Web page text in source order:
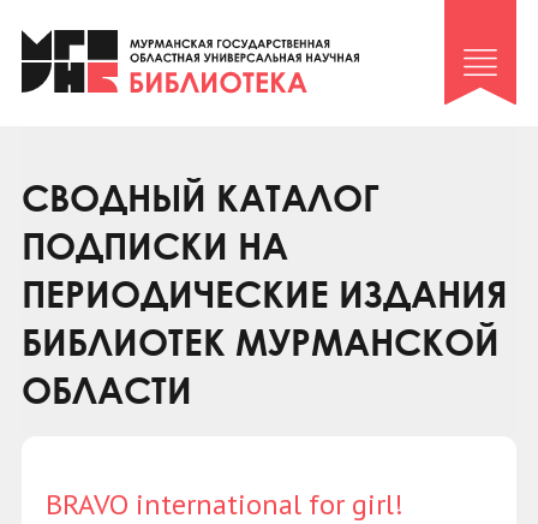
Клуб «Гиря и сельдерей»
Клуб «Семейный архив»
Коллегам
Контакты
СВОДНЫЙ КАТАЛОГ
ПОДПИСКИ НА
ПЕРИОДИЧЕСКИЕ ИЗДАНИЯ
БИБЛИОТЕК МУРМАНСКОЙ
ОБЛАСТИ
BRAVO international for girl!